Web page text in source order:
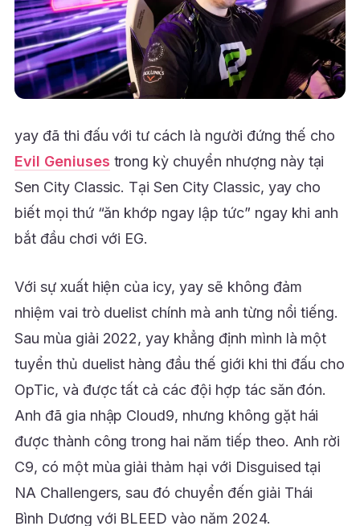
yay đã thi đấu với tư cách là người đứng thế cho
Evil Geniuses trong kỳ chuyển nhượng này tại
Sen City Classic. Tại Sen City Classic, yay cho
biết mọi thứ “ăn khớp ngay lập tức” ngay khi anh
bắt đầu chơi với EG.
Với sự xuất hiện của icy, yay sẽ không đảm
nhiệm vai trò duelist chính mà anh từng nổi tiếng.
Sau mùa giải 2022, yay khẳng định mình là một
tuyển thủ duelist hàng đầu thế giới khi thi đấu cho
OpTic, và được tất cả các đội hợp tác săn đón.
Anh đã gia nhập Cloud9, nhưng không gặt hái
được thành công trong hai năm tiếp theo. Anh rời
C9, có một mùa giải thảm hại với Disguised tại
NA Challengers, sau đó chuyển đến giải Thái
Bình Dương với BLEED vào năm 2024.